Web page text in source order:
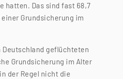
hatten. Das sind fast 68,7
Grundsicherung im
Deutschland geflüchteten
Grundsicherung im Alter
der Regel nicht die